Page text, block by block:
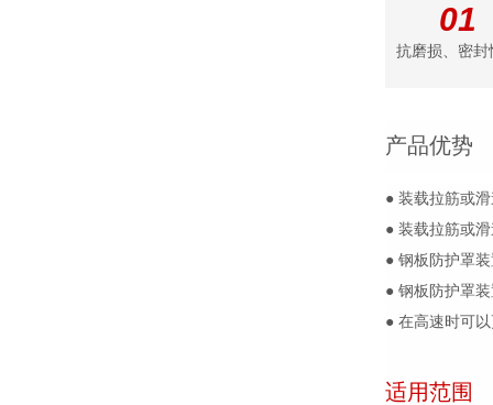
01
抗磨损、密封
产品优势
● 装载拉筋或
● 装载拉筋或
● 钢板防护罩
● 钢板防护罩
● 在高速时可
适用范围